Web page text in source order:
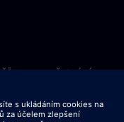
o zaměstnání,
že společnost
během ani po